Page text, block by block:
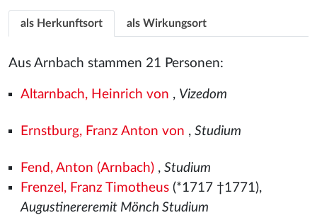
als Herkunftsort als Wirkungsort
Aus Arnbach stammen 21 Personen:
Altarnbach, Heinrich von , Vizedom
Ernstburg, Franz Anton von , Studium
Fend, Anton (Arnbach), Studium
Frenzel, Franz Timotheus(*1717 †1771),
Augustinereremit Mönch Studium